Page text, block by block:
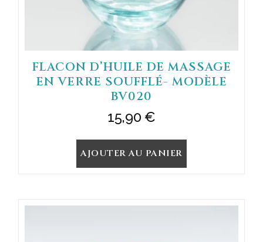
FLACON D’HUILE DE MASSAGE
EN VERRE SOUFFLÉ- MODÈLE
BV020
15,90€
AJOUTER AU PANIER